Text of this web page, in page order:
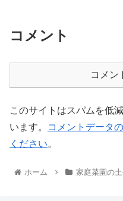
コメント
コメン
このサイトはスパムを低
います。
コメントデータ
ください。
ホーム 家庭菜園の土